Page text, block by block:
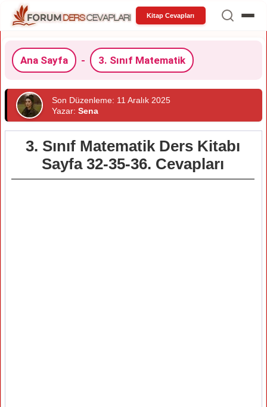
Kitap Cevapları
Ana Sayfa - 3. Sınıf Matematik
Son Düzenleme: 11 Aralık 2025
Yazar: Sena
3. Sınıf Matematik Ders Kitabı
Sayfa 32-35-36. Cevapları